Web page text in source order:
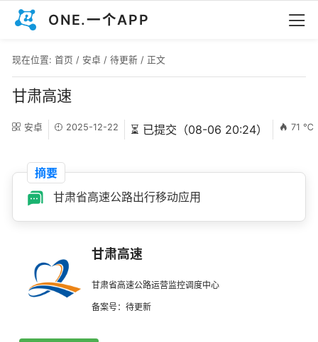
ONE.一个APP
现在位置: 首页 / 安卓 / 待更新 / 正文
甘肃高速
安卓 2025-12-22 ⏳ 已提交（08-06 20:24） 71 ℃
摘要
甘肃省高速公路出行移动应用
甘肃高速
甘肃省高速公路运营监控调度中心
备案号：待更新